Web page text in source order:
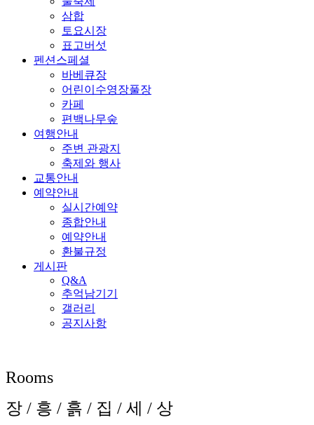
삼합
토요시장
표고버섯
펜션스페셜
바베큐장
어린이수영장풀장
카페
편백나무숲
여행안내
주변 관광지
축제와 행사
교통안내
예약안내
실시간예약
종합안내
예약안내
환불규정
게시판
Q&A
추억남기기
갤러리
공지사항
Rooms
장 / 흥 / 흙 / 집 / 세 / 상